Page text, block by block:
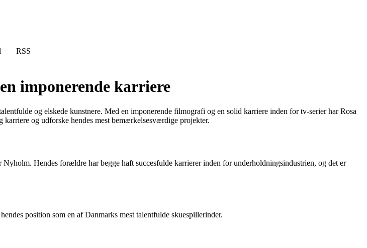
RSS
imponerende karriere
og elskede kunstnere. Med en imponerende filmografi og en solid karriere inden for tv-serier har Rosa
og udforske hendes mest bemærkelsesværdige projekter.
Hendes forældre har begge haft succesfulde karrierer inden for underholdningsindustrien, og det er
position som en af Danmarks mest talentfulde skuespillerinder.